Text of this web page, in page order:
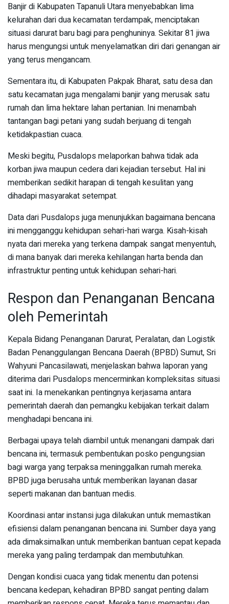
Banjir di Kabupaten Tapanuli Utara menyebabkan lima
kelurahan dari dua kecamatan terdampak, menciptakan
situasi darurat baru bagi para penghuninya. Sekitar 81 jiwa
harus mengungsi untuk menyelamatkan diri dari genangan air
yang terus mengancam.
Sementara itu, di Kabupaten Pakpak Bharat, satu desa dan
satu kecamatan juga mengalami banjir yang merusak satu
rumah dan lima hektare lahan pertanian. Ini menambah
tantangan bagi petani yang sudah berjuang di tengah
ketidakpastian cuaca.
Meski begitu, Pusdalops melaporkan bahwa tidak ada
korban jiwa maupun cedera dari kejadian tersebut. Hal ini
memberikan sedikit harapan di tengah kesulitan yang
dihadapi masyarakat setempat.
Data dari Pusdalops juga menunjukkan bagaimana bencana
ini mengganggu kehidupan sehari-hari warga. Kisah-kisah
nyata dari mereka yang terkena dampak sangat menyentuh,
di mana banyak dari mereka kehilangan harta benda dan
infrastruktur penting untuk kehidupan sehari-hari.
Respon dan Penanganan Bencana
oleh Pemerintah
Kepala Bidang Penanganan Darurat, Peralatan, dan Logistik
Badan Penanggulangan Bencana Daerah (BPBD) Sumut, Sri
Wahyuni Pancasilawati, menjelaskan bahwa laporan yang
diterima dari Pusdalops mencerminkan kompleksitas situasi
saat ini. Ia menekankan pentingnya kerjasama antara
pemerintah daerah dan pemangku kebijakan terkait dalam
menghadapi bencana ini.
Berbagai upaya telah diambil untuk menangani dampak dari
bencana ini, termasuk pembentukan posko pengungsian
bagi warga yang terpaksa meninggalkan rumah mereka.
BPBD juga berusaha untuk memberikan layanan dasar
seperti makanan dan bantuan medis.
Koordinasi antar instansi juga dilakukan untuk memastikan
efisiensi dalam penanganan bencana ini. Sumber daya yang
ada dimaksimalkan untuk memberikan bantuan cepat kepada
mereka yang paling terdampak dan membutuhkan.
Dengan kondisi cuaca yang tidak menentu dan potensi
bencana kedepan, kehadiran BPBD sangat penting dalam